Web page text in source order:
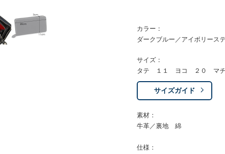
カラー：
ダークブルー／アイボリース
サイズ：
タテ １１ ヨコ ２０ マチ
サイズガイド
素材：
牛革／裏地 綿
仕様：